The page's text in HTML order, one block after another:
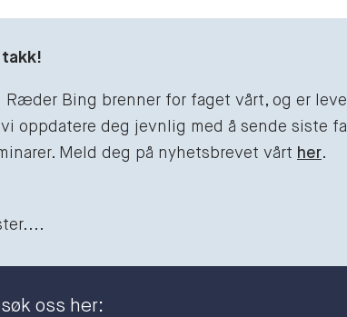
takk!
Ræder Bing brenner for faget vårt, og er
oppdatere deg jevnlig med å sende siste
Meld deg på nyhetsbrevet vårt her.
oss her: